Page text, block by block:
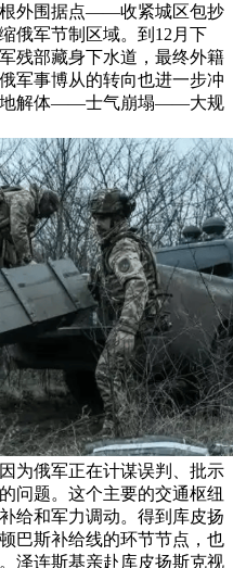
根外围据点——收紧城区包抄
俄军节制区域。到12月下
残部藏身下水道，最终外籍
军事博从的转向也进一步冲
地解体——士气崩塌——大规
为俄军正在计谋误判、批示
问题。这个主要的交通枢纽
给和军力调动。得到库皮扬
巴斯补给线的环节节点，也
泽连斯基亲赴库皮扬斯克视